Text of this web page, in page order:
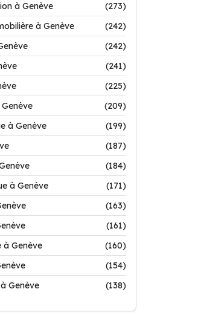
à Genève
(273)
à Genève
(242)
(242)
(241)
(225)
(209)
à Genève
(199)
(187)
(184)
à Genève
(171)
(163)
(161)
à Genève
(160)
(154)
Genève
(138)